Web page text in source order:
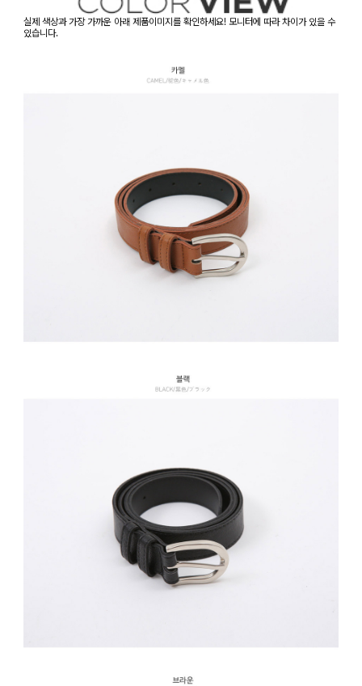
실제 색상과 가장 가까운 아래 제품이미지를 확인하세요! 모니터에 따라 차이가 있을 수
있습니다.